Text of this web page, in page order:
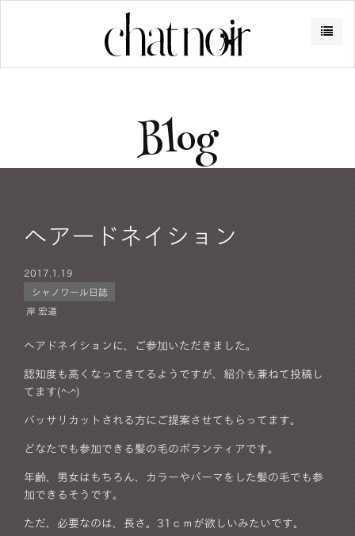
Blog
ヘアードネイション
2017. 1.19
シャノワール日誌
岸 宏道
ヘアドネイションに、ご参加いただきました。
認知度も高くなってきてるようですが、紹介も兼ねて投稿し
てます(^-^)
バッサリカットされる方にご提案させてもらってます。
どなたでも参加できる髪の毛のボランティアです。
年齢、男女はもちろん、カラーやパーマをした髪の毛でも参
加できるそうです。
ただ、必要なのは、長さ。31ｃｍが欲しいみたいです。